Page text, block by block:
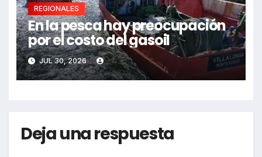
REGIONALES
En la pesca hay preocupación
por el costo del gasoil
JUL 30, 2026
Deja una respuesta